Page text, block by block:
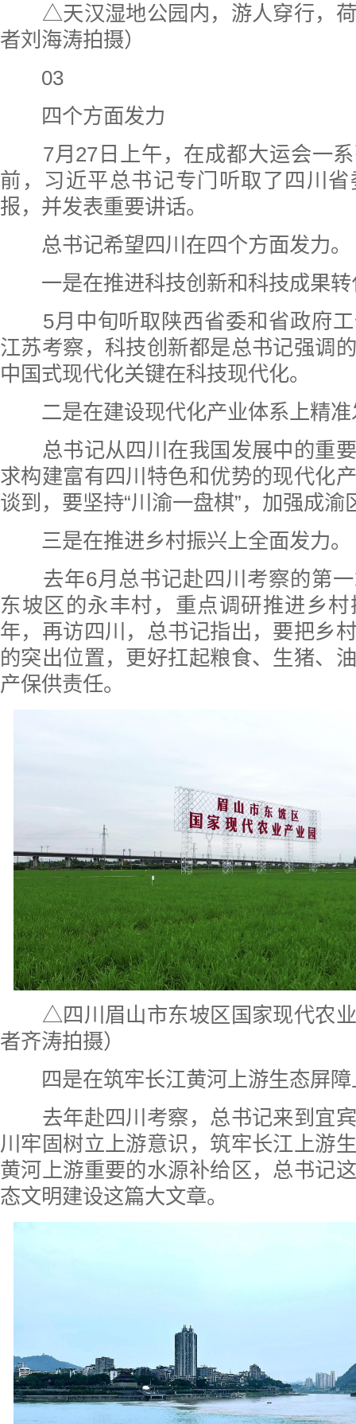
△天汉湿地公园内，游人穿行，荷
者刘海涛拍摄）
03
四个方面发力
7月27日上午，在成都大运会一系
前，习近平总书记专门听取了四川
报，并发表重要讲话。
总书记希望四川在四个方面发力。
一是在推进科技创新和科技成果转
5月中旬听取陕西省委和省政府工
江苏考察，科技创新都是总书记强调
中国式现代化关键在科技现代化。
二是在建设现代化产业体系上精准
总书记从四川在我国发展中的重要
求构建富有四川特色和优势的现代化
谈到，要坚持“川渝一盘棋”，加强成渝
三是在推进乡村振兴上全面发力。
去年6月总书记赴四川考察的第一
东坡区的永丰村，重点调研推进乡
年，再访四川，总书记指出，要把乡
的突出位置，更好扛起粮食、生猪、
产保供责任。
△四川眉山市东坡区国家现代农业
者齐涛拍摄）
四是在筑牢长江黄河上游生态屏障
去年赴四川考察，总书记来到宜宾
川牢固树立上游意识，筑牢长江上游
黄河上游重要的水源补给区，总书记
态文明建设这篇大文章。